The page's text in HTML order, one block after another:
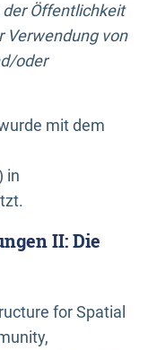
Öffentlichkeit
Verwendung von
oder
mit dem
in
II: Die
for Spatial